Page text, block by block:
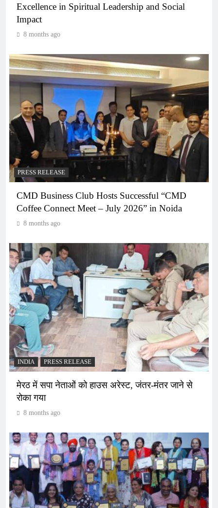
Excellence in Spiritual Leadership and Social
Impact
8 months ago
PRESS RELEASE
CMD Business Club Hosts Successful “CMD
Coffee Connect Meet – July 2026” in Noida
8 months ago
INDIA PRESS RELEASE
मेरठ में सपा नेताओं को हाउस अरेस्ट, जंतर-मंतर जाने से
रोका गया
8 months ago